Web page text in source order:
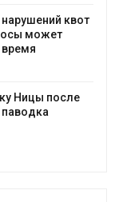
квот
может
Ницы после